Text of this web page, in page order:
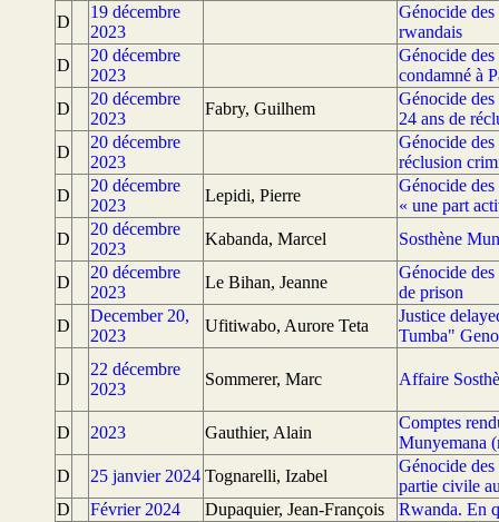
D
19 décembre
2023
Génocide
rwandais
D
20 décembre
2023
Génocide
condamné à
D
20 décembre
2023
Fabry, Guilhem
Génocide
24 ans de
D
20 décembre
2023
Génocide
réclusion
D
20 décembre
2023
Lepidi, Pierre
Génocide
« une part
D
20 décembre
2023
Kabanda, Marcel Sosthène
D
20 décembre
2023
Le Bihan, Jeanne
Génocide
de prison
D
December 20,
2023
Ufitiwabo, Aurore Teta
Justice
Tumba"
D
22 décembre
2023
Sommerer, Marc Affaire
D 2023 Gauthier, Alain
Comptes
Munyemana
D
25 janvier 2024 Tognarelli, Izabel
Génocide
partie civile
D
Février 2024 Dupaquier, Jean-François
Rwanda. En